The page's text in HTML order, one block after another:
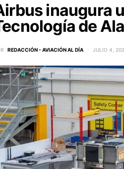
inaugura
de
REDACCIÓN - AVIACIÓN AL DÍA JULIO 4,